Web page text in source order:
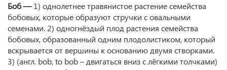
Боб —1) однолетнее травянистое растение семейства
бобовых, которые образуют стручки с овальными
семенами. 2) одногнёздый плод растения семейства
бобовых, образованный одним плодолистиком, который
вскрывается от вершины к основанию двумя створками.
3) (англ. bob, to bob – двигаться вниз с лёгкими толчками)